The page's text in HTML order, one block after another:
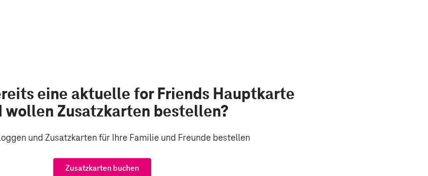
eine aktuelle for Friends Hauptkarte
wollen Zusatzkarten bestellen?
und Zusatzkarten für Ihre Familie und Freunde bestellen
Zusatzkarten buchen